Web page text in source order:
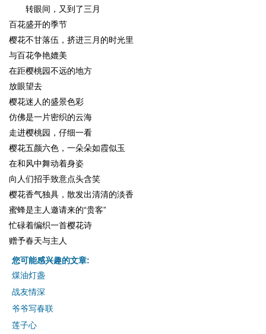
转眼间，又到了三月
百花盛开的季节
樱花不甘落伍，挤进三月的时光里
与百花争艳媲美
在距樱桃园不远的地方
放眼望去
樱花迷人的盛景色彩
仿佛是一片密织的云海
走进樱桃园，仔细一看
樱花五颜六色，一朵朵如霞似玉
在和风中舞动着身姿
向人们招手致意点头含笑
樱花香气独具，散发出清清的淡香
蜜蜂是主人邀请来的“贵客”
忙碌着编织一首樱花诗
赠予春天与主人
您可能感兴趣的文章:
煤油灯盏
战友情深
爷爷写春联
莲子心